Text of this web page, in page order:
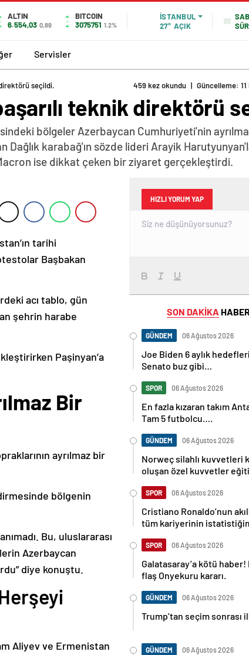
ALTIN
6.554,03 0,89
BITCOIN
3075751 1.2%
İSTANBUL
27° AÇIK
Servisler
direktörü seçildi. 459 kez okundu | Güncelleme: 11
teknik direktörü
bölgeler Azerbaycan Cumhuriyeti'nin
Dağlık karabağ'ın sözde lideri Arayik
ise dikkat çeken bir ziyaret gerçekleştirdi.
tarihi
Başbakan
acı tablo, gün
şehrin harabe
Paşinyan’a
Bir
ayrılmaz bir
bölgenin
Bu, uluslararası
Azerbaycan
diye konuştu.
Aliyev ve Ermenistan
HIZLI YORUM YAP
SON DAKİKA
GÜNDEM 06 Ağustos 2026
Joe Biden 6 aylık
Senato buz gibi…
SPOR 06 Ağustos 2026
En fazla kızaran takım
Tam 5 futbolcu….
GÜNDEM 06 Ağustos 2026
Norweç silahlı kuvvetleri
oluşan özel kuvvetler
SPOR 06 Ağustos 2026
Cristiano Ronaldo’nun
tüm kariyerinin istatistiğini
SPOR 06 Ağustos 2026
Galatasaray’a kötü haber!
flaş Onyekuru kararı.
GÜNDEM 06 Ağustos 2026
Trump’tan seçim sonrası
GÜNDEM 06 Ağustos 2026